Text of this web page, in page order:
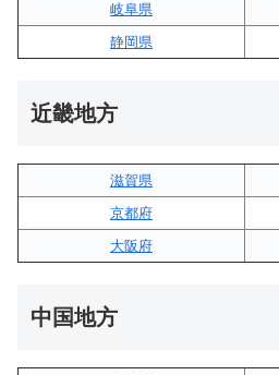
岐阜県
静岡県
近畿地方
滋賀県
京都府
大阪府
中国地方